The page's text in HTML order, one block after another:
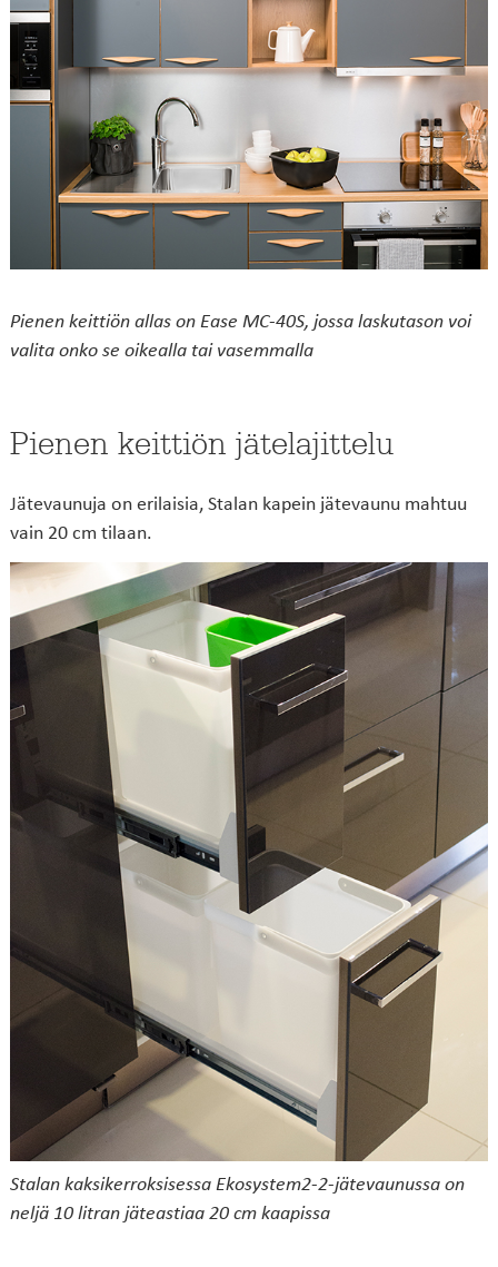
Pienen keittiön allas on Ease MC-40S, jossa laskutason voi
valita onko se oikealla tai vasemmalla
Pienen keittiön jätelajittelu
Jätevaunuja on erilaisia, Stalan kapein jätevaunu mahtuu
vain 20 cm tilaan.
Stalan kaksikerroksisessa Ekosystem2-2-jätevaunussa on
neljä 10 litran jäteastiaa 20 cm kaapissa